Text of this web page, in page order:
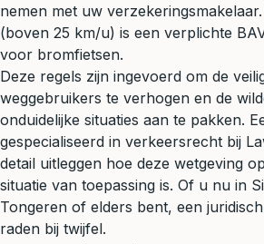
nemen met uw
(boven 25 km/u) is een verplichte
voor bromfietsen.
Deze regels zijn ingevoerd om de
weggebruikers te verhogen en de
onduidelijke situaties aan te pakken.
gespecialiseerd in verkeersrecht bij
detail uitleggen hoe deze wetgeving
situatie van toepassing is. Of u nu in
Tongeren of elders bent, een
raden bij twijfel.